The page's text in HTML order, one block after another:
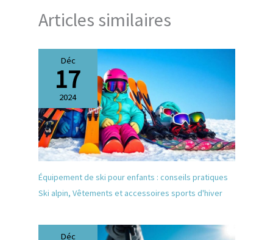
Articles similaires
Déc
17
2024
Équipement de ski pour enfants : conseils pratiques
Ski alpin, Vêtements et accessoires sports d'hiver
Déc